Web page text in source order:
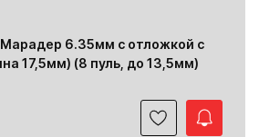
6.35мм с отложкой с
17,5мм) (8 пуль, до 13,5мм)